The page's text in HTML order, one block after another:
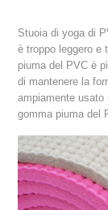
Stuoia di yoga di
è troppo leggero e
piuma del PVC è
di mantenere la
ampiamente
gomma piuma del